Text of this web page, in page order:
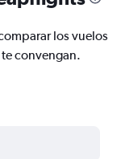
los vuelos
convengan.